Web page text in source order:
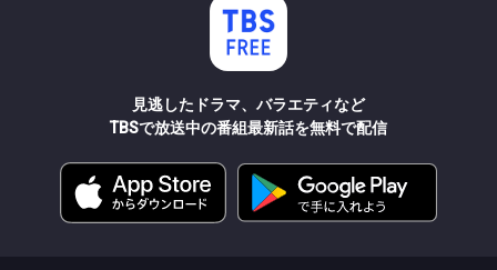
見逃したドラマ、バラエティなど
TBSで放送中の番組最新話を無料で配信